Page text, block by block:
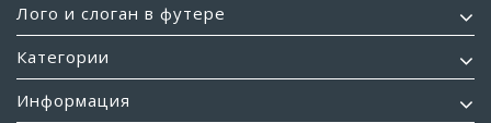
Лого и слоган в футере
Категории
Информация